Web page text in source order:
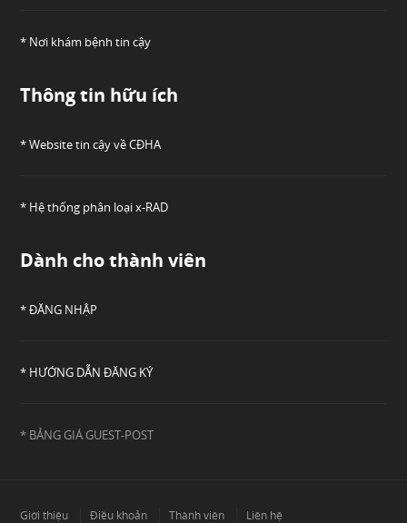
* Nơi khám bệnh tin cậy
Thông tin hữu ích
* Website tin cậy về CĐHA
* Hệ thống phân loại x-RAD
Dành cho thành viên
* ĐĂNG NHẬP
* HƯỚNG DẪN ĐĂNG KÝ
* BẢNG GIÁ GUEST-POST
Giới thiệu Điều khoản Thành viên Liên hệ